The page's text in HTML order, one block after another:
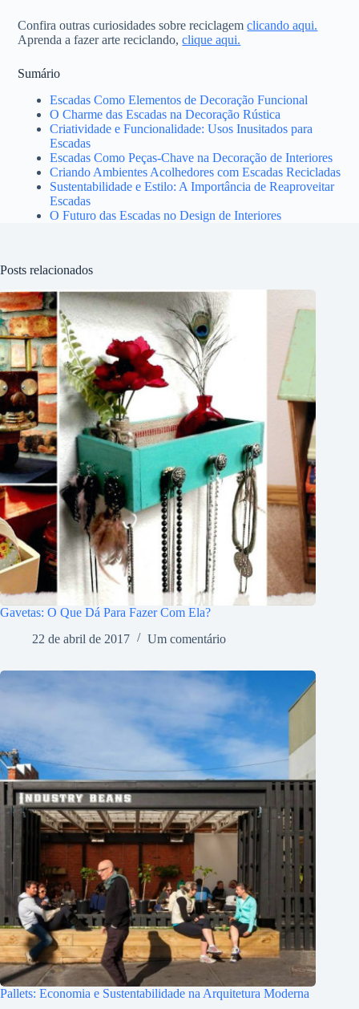
Confira outras curiosidades sobre reciclagemclicando aqui.
Aprenda a fazer arte reciclando,clique aqui.
Sumário
Escadas Como Elementos de Decoração Funcional
O Charme das Escadas na Decoração Rústica
Criatividade e Funcionalidade: Usos Inusitados para
Escadas
Escadas Como Peças-Chave na Decoração de Interiores
Criando Ambientes Acolhedores com Escadas Recicladas
Sustentabilidade e Estilo: A Importância de Reaproveitar
Escadas
O Futuro das Escadas no Design de Interiores
Posts relacionados
Gavetas: O Que Dá Para Fazer Com Ela?
22 de abril de 2017
Um comentário
Pallets: Economia e Sustentabilidade na Arquitetura Moderna